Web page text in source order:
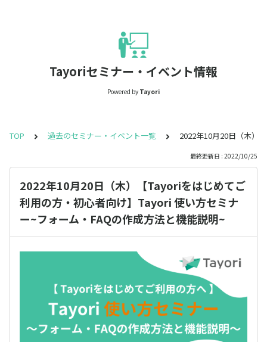
Tayoriセミナー・イベント情報
Powered by Tayori
TOP 過去のセミナー・イベント一覧 2022年10月20日（木）
最終更新日 : 2022/10/25
2022年10月20日（木）【Tayoriをはじめてご
利用の方・初心者向け】Tayori 使い方セミナ
ー~フォーム・FAQの作成方法と機能説明~